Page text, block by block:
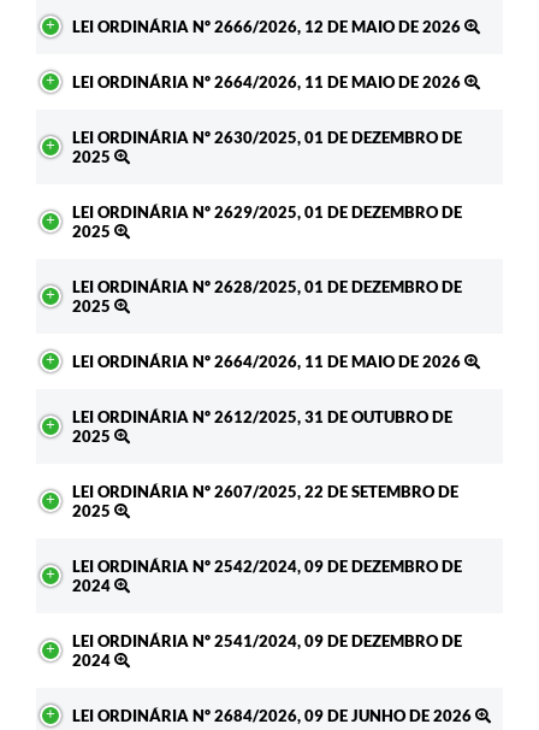
LEI ORDINÁRIA Nº 2666/2026, 12 DE MAIO DE 2026
LEI ORDINÁRIA Nº 2664/2026, 11 DE MAIO DE 2026
LEI ORDINÁRIA Nº 2630/2025, 01 DE DEZEMBRO DE
2025
LEI ORDINÁRIA Nº 2629/2025, 01 DE DEZEMBRO DE
2025
LEI ORDINÁRIA Nº 2628/2025, 01 DE DEZEMBRO DE
2025
LEI ORDINÁRIA Nº 2664/2026, 11 DE MAIO DE 2026
LEI ORDINÁRIA Nº 2612/2025, 31 DE OUTUBRO DE
2025
LEI ORDINÁRIA Nº 2607/2025, 22 DE SETEMBRO DE
2025
LEI ORDINÁRIA Nº 2542/2024, 09 DE DEZEMBRO DE
2024
LEI ORDINÁRIA Nº 2541/2024, 09 DE DEZEMBRO DE
2024
LEI ORDINÁRIA Nº 2684/2026, 09 DE JUNHO DE 2026